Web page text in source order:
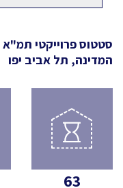
סטטוס פרוייקטי תמ"א
המדינה, תל אביב יפו
63